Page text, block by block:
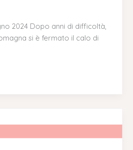
2024 Dopo anni di difficoltà,
si è fermato il calo di